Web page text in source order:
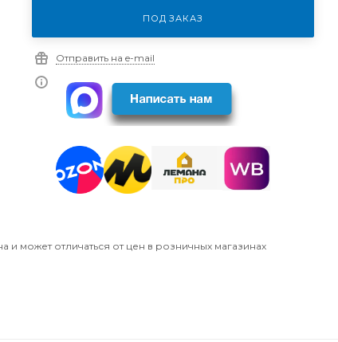
ПОД ЗАКАЗ
Отправить на e-mail
и может отличаться от цен в розничных магазинах